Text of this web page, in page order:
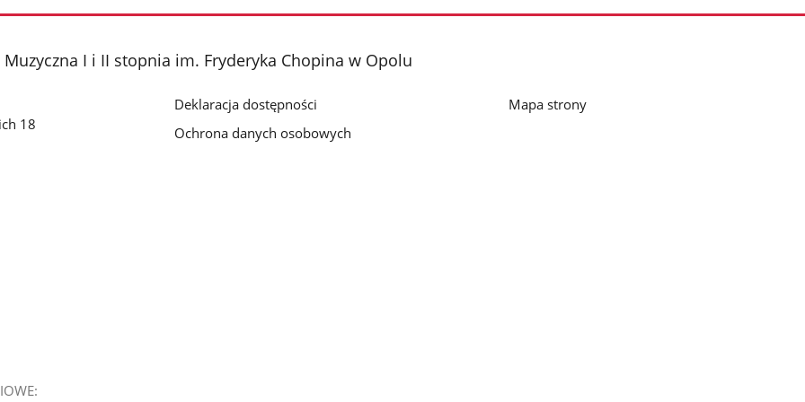
Muzyczna I i II stopnia im. Fryderyka Chopina w Opolu
18
Deklaracja dostępności
Ochrona danych osobowych
Mapa strony